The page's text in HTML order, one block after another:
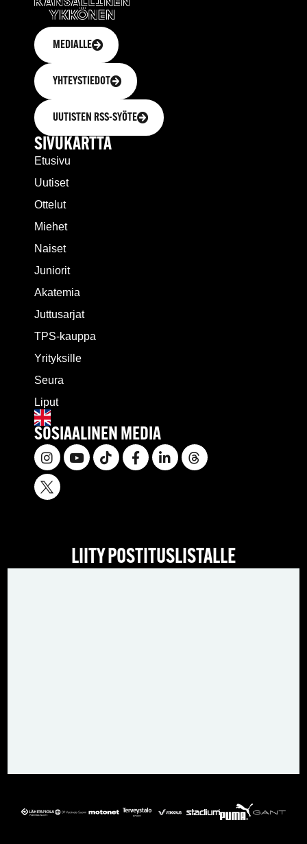
MEDIALLE
YHTEYSTIEDOT
UUTISTEN RSS-SYÖTE
SIVUKARTTA
Etusivu
Uutiset
Ottelut
Miehet
Naiset
Juniorit
Akatemia
Juttusarjat
TPS-kauppa
Yrityksille
Seura
Liput
SOSIAALINEN MEDIA
LIITY POSTITUSLISTALLE